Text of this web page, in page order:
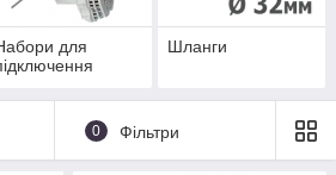
для
Шланги
0 Фільтри